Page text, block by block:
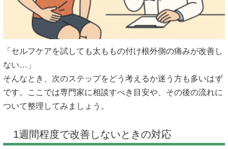
「セルフケアを試しても太ももの付け根外側の痛みが改善し
ない…」
そんなとき、次のステップをどう考えるか迷う方も多いはず
です。ここでは専門家に相談すべき目安や、その後の流れに
ついて整理してみましょう。
1週間程度で改善しないときの対応